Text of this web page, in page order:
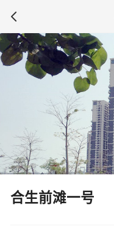
合生前滩一号